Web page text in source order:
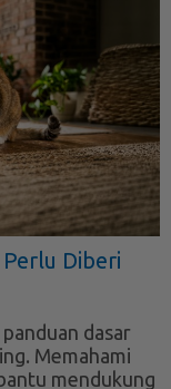
Diberi
dasar
Memahami
mendukung